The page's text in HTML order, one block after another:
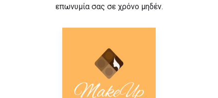
επωνυμία σας σε χρόνο μηδέν.